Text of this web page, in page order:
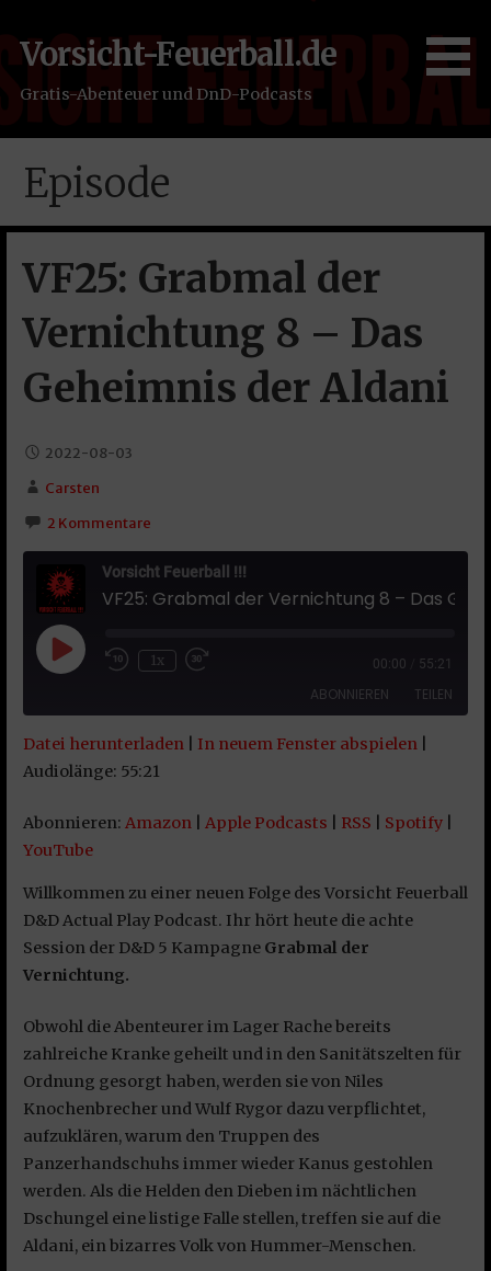
Inhalt
springen
Vorsicht-Feuerball.de
Gratis-Abenteuer und DnD-Podcasts
Episode
VF25: Grabmal der
Vernichtung 8 – Das
Geheimnis der Aldani
2022-08-03
Carsten
2 Kommentare
Vorsicht Feuerball !!!
Play Episode1x 00:00 55:21
ABONNIEREN TEILEN
Amazon
YouTube
TEILEN
EMBED
Datei herunterladen| In neuem Fenster abspielen|
Audiolänge: 55:21
Abonnieren: Amazon| Apple Podcasts RSS Spotify|
YouTube
Willkommen zu einer neuen Folge des Vorsicht Feuerball
D&D Actual Play Podcast. Ihr hört heute die achte
Session der D&D 5 Kampagne Grabmal der
Vernichtung.
Obwohl die Abenteurer im Lager Rache bereits
zahlreiche Kranke geheilt und in den Sanitätszelten für
Ordnung gesorgt haben, werden sie von Niles
Knochenbrecher und Wulf Rygor dazu verpflichtet,
aufzuklären, warum den Truppen des
Panzerhandschuhs immer wieder Kanus gestohlen
werden. Als die Helden den Dieben im nächtlichen
Dschungel eine listige Falle stellen, treffen sie auf die
Aldani, ein bizarres Volk von Hummer-Menschen.